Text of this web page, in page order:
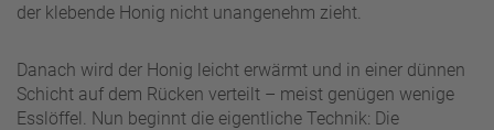
der klebende Honig nicht unangenehm zieht.
Danach wird der Honig leicht erwärmt und in einer dünnen
Schicht auf dem Rücken verteilt – meist genügen wenige
Esslöffel. Nun beginnt die eigentliche Technik: Die